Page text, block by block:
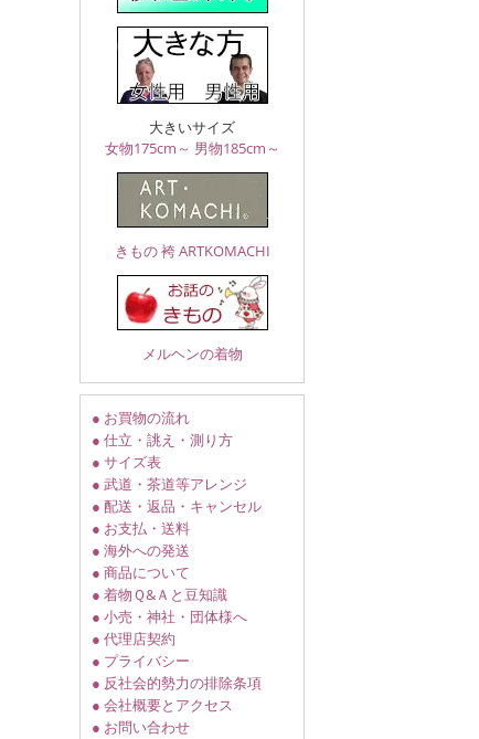
大きいサイズ
女物175cm～ 男物185cm～
きもの 袴 ARTKOMACHI
メルヘンの着物
● お買物の流れ
● 仕立・誂え・測り方
● サイズ表
● 武道・茶道等アレンジ
● 配送・返品・キャンセル
● お支払・送料
● 海外への発送
● 商品について
● 着物Ｑ&Ａと豆知識
● 小売・神社・団体様へ
● 代理店契約
● プライバシー
● 反社会的勢力の排除条項
● 会社概要とアクセス
● お問い合わせ